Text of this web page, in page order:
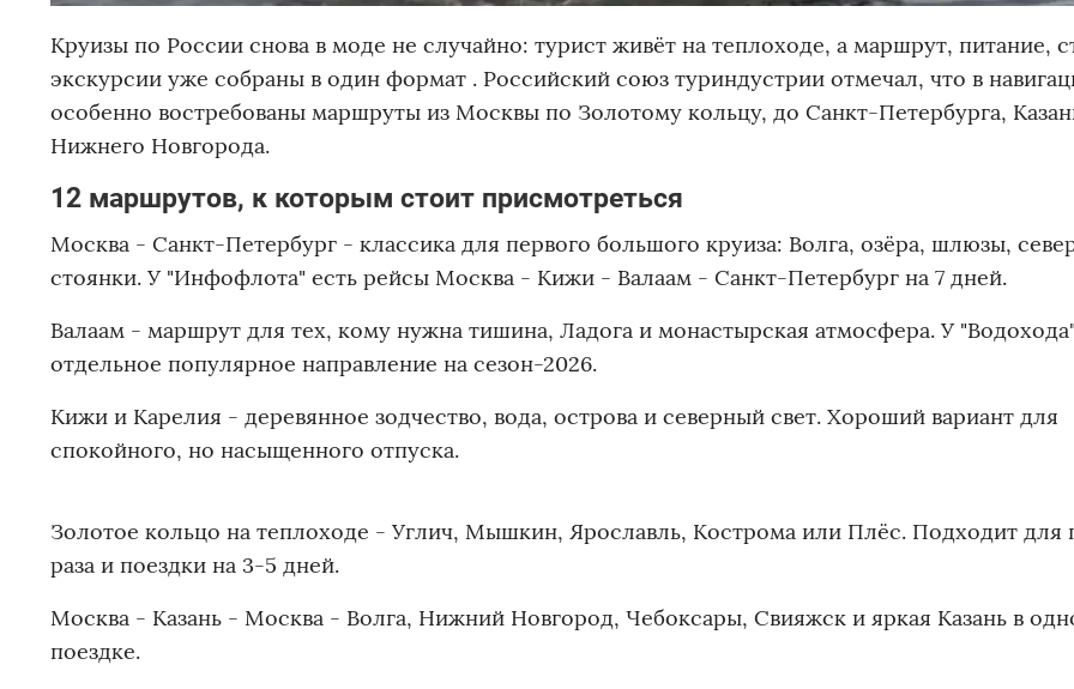
Круизы по России снова в моде не случайно: турист живёт на теплоходе, а маршрут, питание,
экскурсии уже собраны в один формат . Российский союз туриндустрии отмечал, что в
особенно востребованы маршруты из Москвы по Золотому кольцу, до Санкт-Петербурга,
Нижнего Новгорода.
12 маршрутов, к которым стоит присмотреться
Москва - Санкт-Петербург - классика для первого большого круиза: Волга, озёра, шлюзы,
стоянки. У "Инфофлота" есть рейсы Москва - Кижи - Валаам - Санкт-Петербург на 7 дней.
Валаам - маршрут для тех, кому нужна тишина, Ладога и монастырская атмосфера. У
отдельное популярное направление на сезон-2026.
Кижи и Карелия - деревянное зодчество, вода, острова и северный свет. Хороший вариант для
спокойного, но насыщенного отпуска.
Золотое кольцо на теплоходе - Углич, Мышкин, Ярославль, Кострома или Плёс. Подходит для
раза и поездки на 3-5 дней.
Москва - Казань - Москва - Волга, Нижний Новгород, Чебоксары, Свияжск и яркая Казань в
поездке.